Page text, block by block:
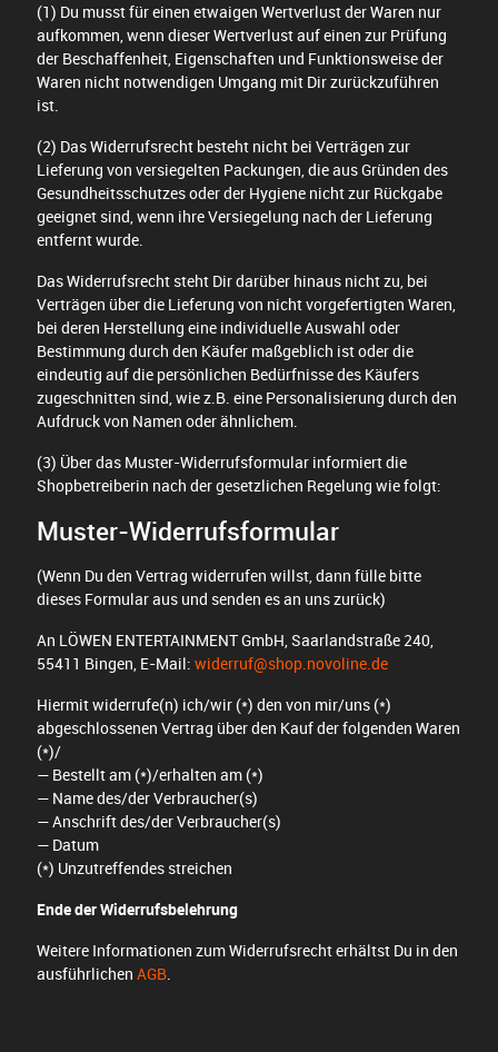
(1) Du musst für einen etwaigen Wertverlust der Waren nur
aufkommen, wenn dieser Wertverlust auf einen zur Prüfung
der Beschaffenheit, Eigenschaften und Funktionsweise der
Waren nicht notwendigen Umgang mit Dir zurückzuführen
ist.
(2) Das Widerrufsrecht besteht nicht bei Verträgen zur
Lieferung von versiegelten Packungen, die aus Gründen des
Gesundheitsschutzes oder der Hygiene nicht zur Rückgabe
geeignet sind, wenn ihre Versiegelung nach der Lieferung
entfernt wurde.
Das Widerrufsrecht steht Dir darüber hinaus nicht zu, bei
Verträgen über die Lieferung von nicht vorgefertigten Waren,
bei deren Herstellung eine individuelle Auswahl oder
Bestimmung durch den Käufer maßgeblich ist oder die
eindeutig auf die persönlichen Bedürfnisse des Käufers
zugeschnitten sind, wie z.B. eine Personalisierung durch den
Aufdruck von Namen oder ähnlichem.
(3) Über das Muster-Widerrufsformular informiert die
Shopbetreiberin nach der gesetzlichen Regelung wie folgt:
Muster-Widerrufsformular
(Wenn Du den Vertrag widerrufen willst, dann fülle bitte
dieses Formular aus und senden es an uns zurück)
An LÖWEN ENTERTAINMENT GmbH, Saarlandstraße 240,
55411 Bingen, E-Mail: widerruf@shop.novoline.de
Hiermit widerrufe(n) ich/wir (*) den von mir/uns (*)
abgeschlossenen Vertrag über den Kauf der folgenden Waren
(*)/
— Bestellt am (*)/erhalten am (*)
— Name des/der Verbraucher(s)
— Anschrift des/der Verbraucher(s)
— Datum
(*) Unzutreffendes streichen
Ende der Widerrufsbelehrung
Weitere Informationen zum Widerrufsrecht erhältst Du in den
ausführlichen AGB.